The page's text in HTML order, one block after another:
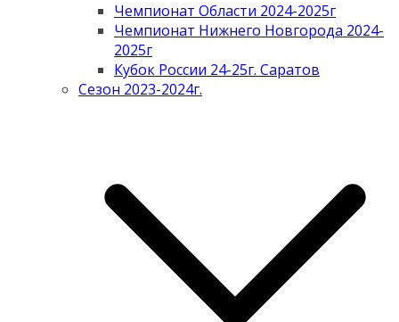
Чемпионат Области 2024-2025г
Чемпионат Нижнего Новгорода 2024-
2025г
Кубок России 24-25г. Саратов
Сезон 2023-2024г.